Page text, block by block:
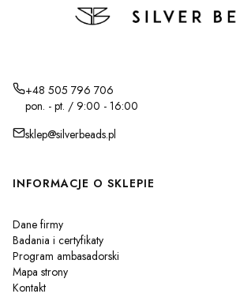
+48 505 796 706
pon. - pt. / 9:00 - 16:00
sklep@silverbeads.pl
Linki w stopce
INFORMACJE O SKLEPIE
Dane firmy
Badania i certyfikaty
Program ambasadorski
Mapa strony
Kontakt